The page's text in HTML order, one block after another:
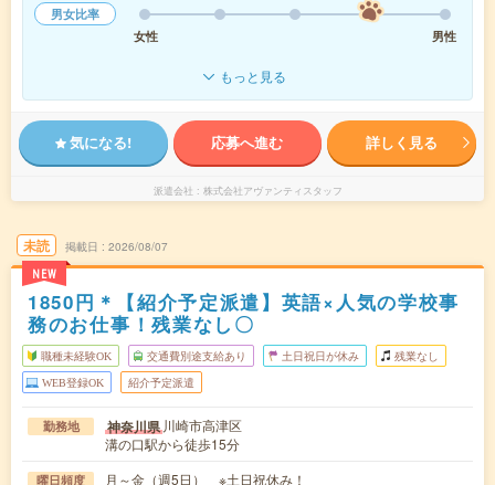
男女比率
女性
男性
もっと見る
気になる! 応募へ進む 詳しく見る
派遣会社 株式会社アヴァンティスタッフ
未読
NEW
掲載日 2026/08/07
1850円＊【紹介予定派遣】英語×人気の学校事
務のお仕事！残業なし〇
職種未経験OK 交通費別途支給あり 土日祝日が休み 残業なし
WEB登録OK 紹介予定派遣
勤務地 神奈川県 川崎市高津区
溝の口駅から徒歩15分
曜日頻度 月～金（週5日） ※土日祝休み！